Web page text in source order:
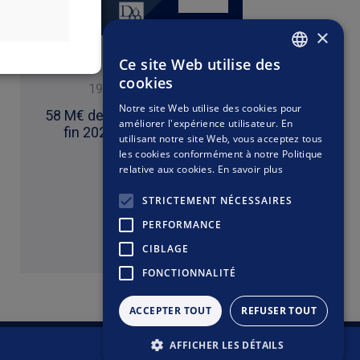
Divers
19 janvier 2026
58 M€ de collecte depuis la
fin 2025 à aujourd'hui
Lire
Soirée
fin
valeurs
plus
plus agressif
leur propre
les devises
l’achat, la
l’objet de
relative à
pourra être
la déclaration
×
Ce site Web utilise des
cookies
Notre site Web utilise des cookies pour
améliorer l'expérience utilisateur. En
utilisant notre site Web, vous acceptez tous
les cookies conformément à notre Politique
relative aux cookies. En savoir plus
STRICTEMENT NÉCESSAIRES
PERFORMANCE
CIBLAGE
FONCTIONNALITÉ
ACCEPTER TOUT REFUSER TOUT
AFFICHER LES DÉTAILS